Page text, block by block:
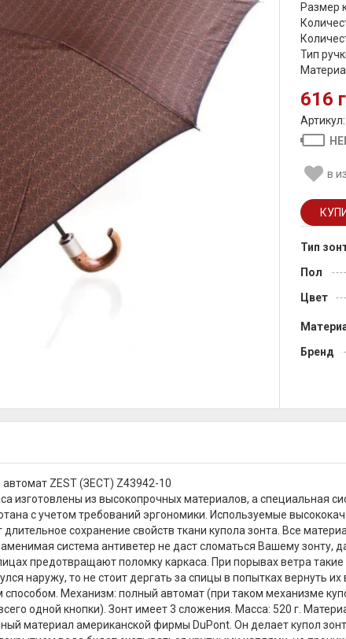
Размер
Тип
616
в
Тип
Пол
Цвет
Бренд
ZEST (ЗЕСТ) Z43942-10
изготовлены из высокопрочных материалов, а специальная
с учетом требований эргономики. Используемые
длительное сохранение свойств ткани купола зонта. Все
система антиветер не даст сломаться Вашему зонту,
предотвращают поломку каркаса. При порывах ветра такие
наружу, то не стоит дергать за спицы в попытках вернуть
Механизм: полный автомат (при таком механизме
одной кнопки). Зонт имеет 3 сложения. Масса: 520 г.
материал американской фирмы DuPont. Он делает купол